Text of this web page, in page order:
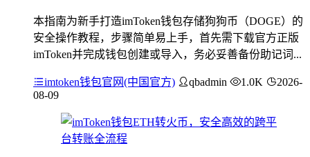
本指南为新手打造imToken钱包存储狗狗币（DOGE）的
安全操作教程，步骤简单易上手，首先需下载官方正版
imToken并完成钱包创建或导入，务必妥善备份助记词...
imtoken钱包官网(中国官方) qbadmin 1.0K
2026-
08-09